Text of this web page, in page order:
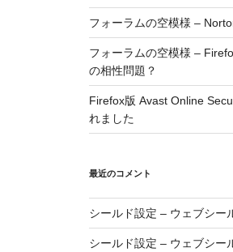
フォーラムの空模様 –
フォーラムの空模様 –
の相性問題？
Firefox版 Avast Online
れました
最近のコメント
シールド設定 – ウェブシー
シールド設定 – ウェブシー